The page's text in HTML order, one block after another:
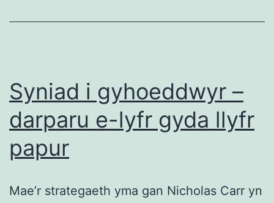
Syniad i gyhoeddwyr –
darparu e-lyfr gyda llyfr
papur
Mae’r strategaeth yma gan Nicholas Carr yn